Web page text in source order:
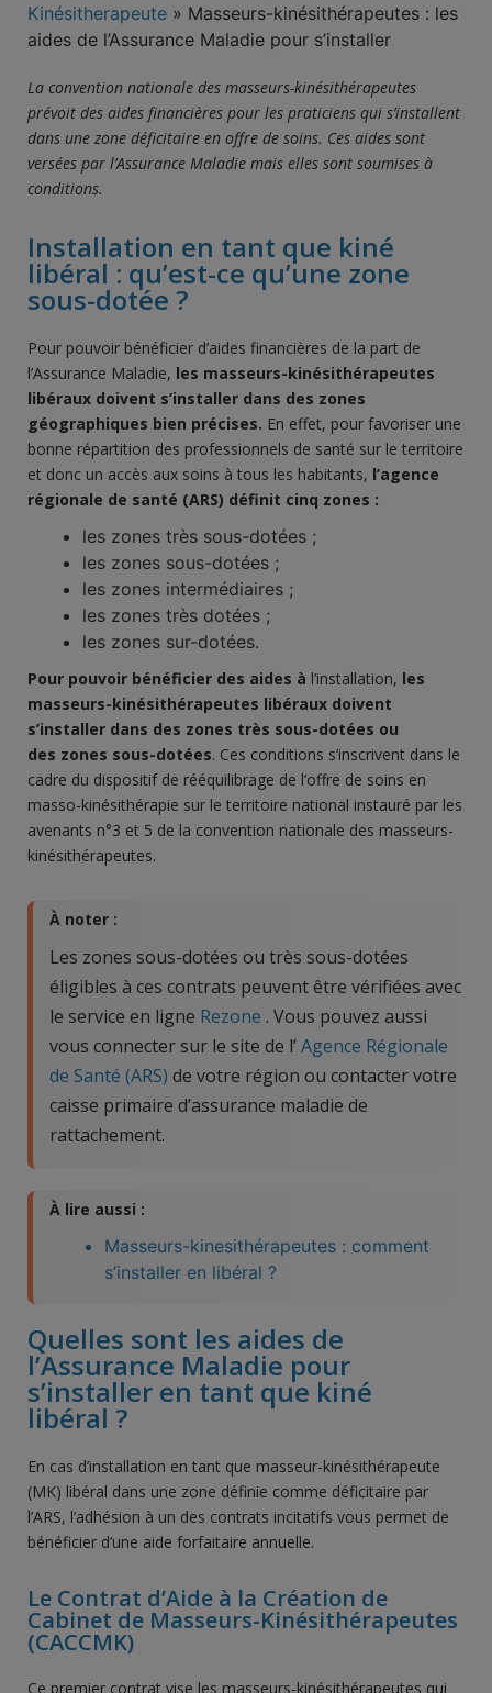
Kinésitherapeute » Masseurs-kinésithérapeutes : les
aides de l’Assurance Maladie pour s’installer
La convention nationale des masseurs-kinésithérapeutes
prévoit des aides financières pour les praticiens qui s’installent
dans une zone déficitaire en offre de soins. Ces aides sont
versées par l’Assurance Maladie mais elles sont soumises à
conditions.
Installation en tant que kiné
libéral : qu’est-ce qu’une zone
sous-dotée ?
Pour pouvoir bénéficier d’aides financières de la part de
l’Assurance Maladie, les masseurs-kinésithérapeutes
libéraux doivent s’installer dans des zones
géographiques bien précises. En effet, pour favoriser une
bonne répartition des professionnels de santé sur le territoire
et donc un accès aux soins à tous les habitants, l’agence
régionale de santé (ARS) définit cinq zones :
les zones très sous-dotées ;
les zones sous-dotées ;
les zones intermédiaires ;
les zones très dotées ;
les zones sur-dotées.
Pour pouvoir bénéficier des aides à l’installation, les
masseurs-kinésithérapeutes libéraux doivent
s’installer dans des zones très sous-dotées ou
des zones sous-dotées. Ces conditions s’inscrivent dans le
cadre du dispositif de rééquilibrage de l’offre de soins en
masso-kinésithérapie sur le territoire national instauré par les
avenants n°3 et 5 de la convention nationale des masseurs-
kinésithérapeutes.
À noter :
Les zones sous-dotées ou très sous-dotées
éligibles à ces contrats peuvent être vérifiées avec
le service en ligne Rezone . Vous pouvez aussi
vous connecter sur le site de l’Agence Régionale
de Santé (ARS) de votre région ou contacter votre
caisse primaire d’assurance maladie de
rattachement.
À lire aussi :
Masseurs-kinesithérapeutes : comment
s’installer en libéral ?
Quelles sont les aides de
l’Assurance Maladie pour
s’installer en tant que kiné
libéral ?
En cas d’installation en tant que masseur-kinésithérapeute
(MK) libéral dans une zone définie comme déficitaire par
l’ARS, l’adhésion à un des contrats incitatifs vous permet de
bénéficier d’une aide forfaitaire annuelle.
Le Contrat d’Aide à la Création de
Cabinet de Masseurs-Kinésithérapeutes
(CACCMK)
Ce premier contrat vise les masseurs-kinésithérapeutes qui